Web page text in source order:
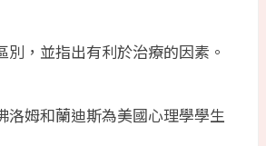
別，並指出有利於治療的因素。
洛姆和蘭迪斯為美國心理學學生